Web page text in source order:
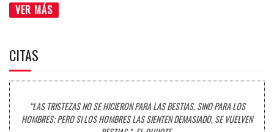
VER MÁS
CITAS
“LAS TRISTEZAS NO SE HICIERON PARA LAS BESTIAS, SINO PARA LOS
HOMBRES; PERO SI LOS HOMBRES LAS SIENTEN DEMASIADO, SE VUELVEN